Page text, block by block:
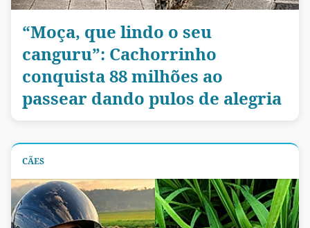
“Moça, que lindo o seu
canguru”: Cachorrinho
conquista 88 milhões ao
passear dando pulos de alegria
CÃES